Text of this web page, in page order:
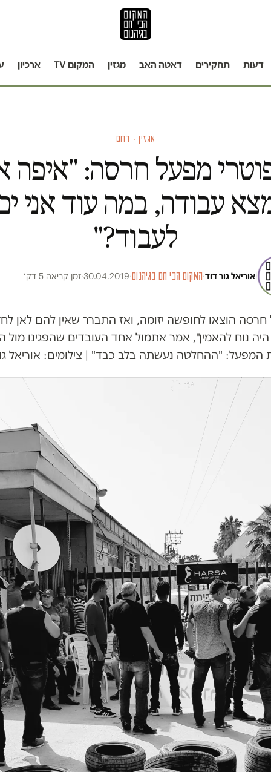
דעות תחקירים דאטה האב מגזין המקום TV ארכיון
מגזין · דרום
מפעל חרסה: "איפה
עבודה, במה עוד אני
לעבוד?"
אוריאל גור דוד·המקום הכי חם בגיהנום·
30.04.2019
·זמן קריאה 5 דק׳
חרסה הוצאו לחופשה יזומה, ואז התברר שאין להם לאן
היה נוח להאמין", אמר אתמול אחד העובדים שהפגינו מול
המפעל: "ההחלטה נעשתה בלב כבד" | צילומים: אוריאל